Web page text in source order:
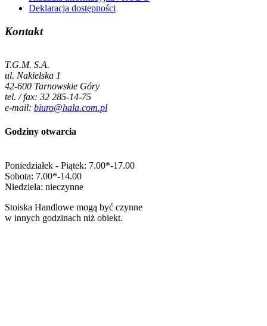
Deklaracja dostępności
Kontakt
T.G.M. S.A.
ul. Nakielska 1
42-600 Tarnowskie Góry
tel. / fax: 32 285-14-75
e-mail: biuro@hala.com.pl
Godziny otwarcia
Poniedziałek - Piątek: 7.00*-17.00
Sobota: 7.00*-14.00
Niedziela: nieczynne
Stoiska Handlowe mogą być czynne
w innych godzinach niż obiekt.